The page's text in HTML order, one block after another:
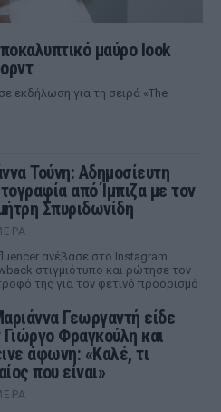
μαύρο look
εκδήλωση για τη σειρά «The
Τούνη: Αδημοσίευτη
από Ίμπιζα με τον
Σπυριδωνίδη
ανέβασε στο Instagram
στιγμιότυπο και ρώτησε τον
της για τον φετινό προορισμό
Γεωργαντή είδε
Γιώργο Φραγκούλη και
άφωνη: «Καλέ, τι
που είναι»